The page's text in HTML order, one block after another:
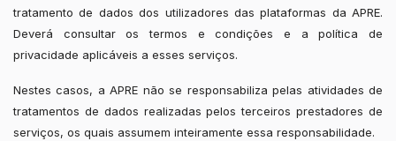
tratamento de dados dos utilizadores das plataformas da APRE.
Deverá consultar os termos e condições e a política de
privacidade aplicáveis a esses serviços.
Nestes casos, a APRE não se responsabiliza pelas atividades de
tratamentos de dados realizadas pelos terceiros prestadores de
serviços, os quais assumem inteiramente essa responsabilidade.